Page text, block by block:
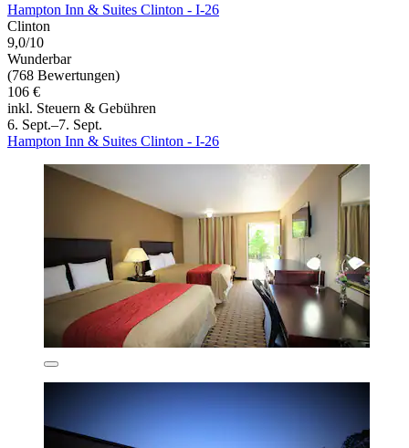
Hampton Inn & Suites Clinton - I-26
Clinton
9,0/10
Wunderbar
(768 Bewertungen)
106 €
inkl. Steuern & Gebühren
6. Sept.–7. Sept.
Hampton Inn & Suites Clinton - I-26